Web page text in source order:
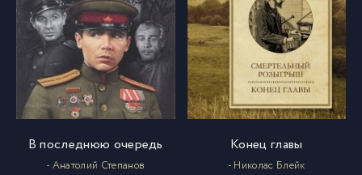
В последнюю очередь
- Анатолий Степанов
Конец главы
- Николас Блейк